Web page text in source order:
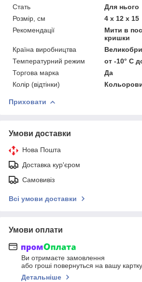
Стать
Для нього
Розмір, см
4 х 12 х 15
Рекомендації
Мити в
кришки
Країна виробництва
Температурний режим
от -10° С
Торгова марка
Да
Колір (відтінки)
Приховати
Умови доставки
Нова Пошта
Доставка кур'єром
Самовивіз
Всі умови доставки
Умови оплати
Ви отримаєте замовлення
або гроші повернуться на вашу картку
Детальніше